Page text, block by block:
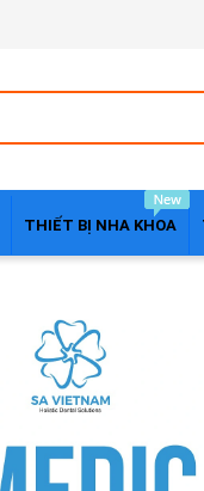
THIẾT BỊ NHA KHOA